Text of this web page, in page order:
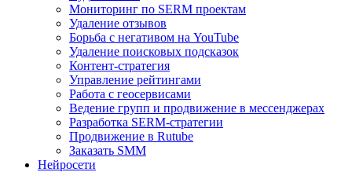
Мониторинг по SERM проектам
Удаление отзывов
Борьба с негативом на YouTube
Удаление поисковых подсказок
Контент-стратегия
Управление рейтингами
Работа с геосервисами
Ведение групп и продвижение в мессенджерах
Разработка SERM-стратегии
Продвижение в Rutube
Заказать SMM
Нейросети